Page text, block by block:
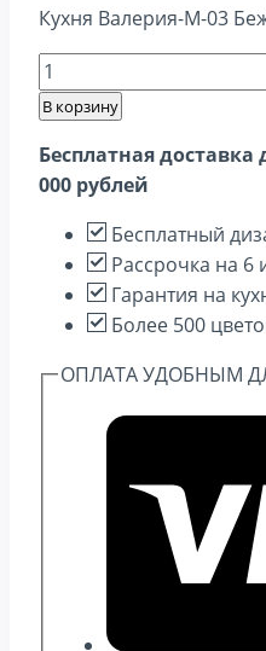
Кухня Валерия-М-03
Количество
товара
Валерия-
М-03
Бежевый
металлик
В корзину
Бесплатная
000 рублей
Бесплатный
Рассрочка на 6
Гарантия на
Более 500
ОПЛАТА УДОБНЫМ